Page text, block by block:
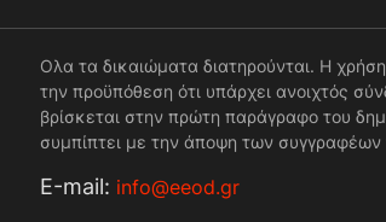
Ολα τα δικαιώματα διατηρούνται. Η
την προϋπόθεση ότι υπάρχει ανοιχτός
βρίσκεται στην πρώτη παράγραφο του
συμπίπτει με την άποψη των
Е-mail: info@eeod.gr